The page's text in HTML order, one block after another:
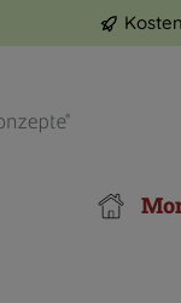
springen